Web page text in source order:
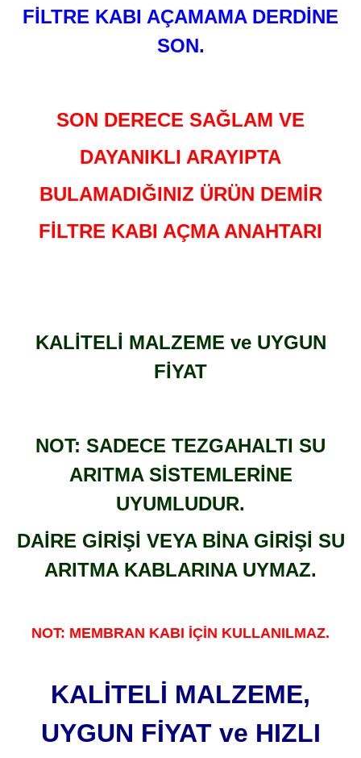
FİLTRE KABI AÇAMAMA DERDİNE
SON.
SON DERECE SAĞLAM VE
DAYANIKLI ARAYIPTA
BULAMADIĞINIZ ÜRÜN DEMİR
FİLTRE KABI AÇMA ANAHTARI
KALİTELİ MALZEME ve UYGUN
FİYAT
NOT: SADECE TEZGAHALTI SU
ARITMA SİSTEMLERİNE
UYUMLUDUR.
DAİRE GİRİŞİ VEYA BİNA GİRİŞİ SU
ARITMA KABLARINA UYMAZ.
NOT: MEMBRAN KABI İÇİN KULLANILMAZ.
KALİTELİ MALZEME,
UYGUN FİYAT ve HIZLI